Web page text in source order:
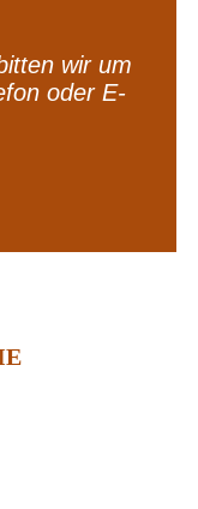
wir um
oder E-